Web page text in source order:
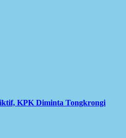
KPK Diminta Tongkrongi